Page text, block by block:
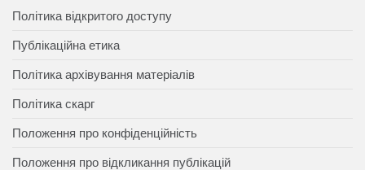
Політика відкритого доступу
Публікаційна етика
Політика архівування матеріалів
Політика скарг
Положення про конфіденційність
Положення про відкликання публікацій